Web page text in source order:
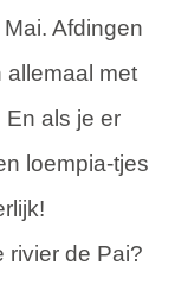
Afdingen
allemaal met
als je er
loempia-tjes
rivier de Pai?